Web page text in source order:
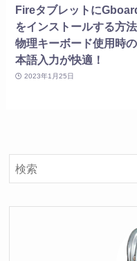
Fireタブレットに
をインストールする方法
物理キーボード使用時
本語入力が快適！
2023年1月25日